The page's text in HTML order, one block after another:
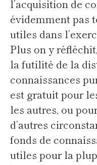
l’acquisition de
évidemment pas
utiles dans
Plus on y
la futilité de la
connaissances
est gratuit pour
les autres, ou
d’autres
fonds de
utiles pour la